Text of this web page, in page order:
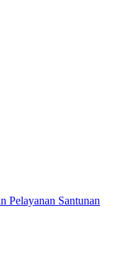
Pelayanan Santunan